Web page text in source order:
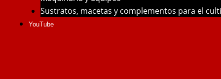
Sustratos, macetas y complementos para el
YouTube